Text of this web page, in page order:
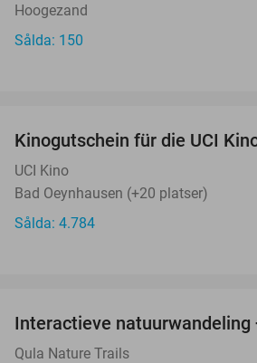
Hoogezand
Sålda: 150
Kinogutschein für die UCI
UCI Kino
Bad Oeynhausen (+20 platser)
Sålda: 4.784
Interactieve natuurwandeling
Qula Nature Trails